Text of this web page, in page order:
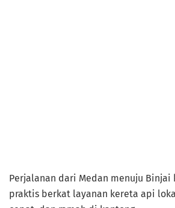
Perjalanan dari Medan menuju Binjai
praktis berkat layanan kereta api